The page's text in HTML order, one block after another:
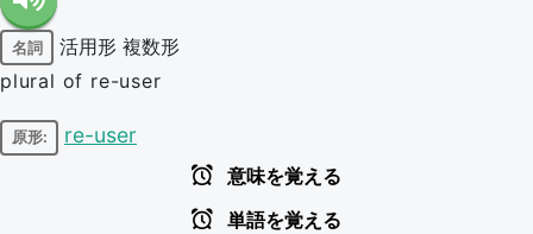
名詞 活用形 複数形
plural of re-user
原形: re-user
意味を覚える
単語を覚える